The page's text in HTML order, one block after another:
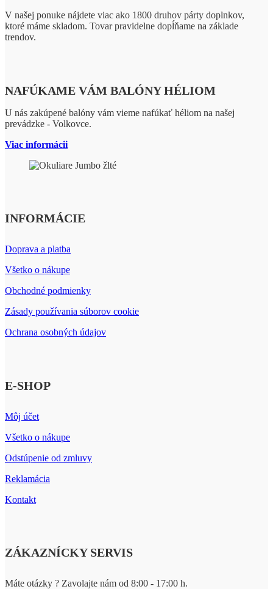
V našej ponuke nájdete viac ako 1800 druhov párty doplnkov,
ktoré máme skladom. Tovar pravidelne dopĺňame na základe
trendov.
NAFÚKAME VÁM BALÓNY HÉLIOM
U nás zakúpené balóny vám vieme nafúkať héliom na našej
prevádzke - Volkovce.
Viac informácii
INFORMÁCIE
Doprava a platba
Všetko o nákupe
Obchodné podmienky
Zásady používania súborov cookie
Ochrana osobných údajov
E-SHOP
Môj účet
Všetko o nákupe
Odstúpenie od zmluvy
Reklamácia
Kontakt
ZÁKAZNÍCKY SERVIS
Máte otázky ? Zavolajte nám od 8:00 - 17:00 h.